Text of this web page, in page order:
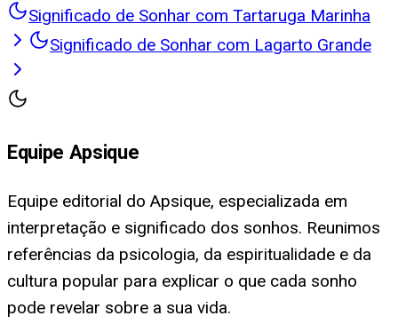
Significado de Sonhar com Tartaruga Marinha
Significado de Sonhar com Lagarto Grande
Equipe Apsique
Equipe editorial do Apsique, especializada em
interpretação e significado dos sonhos. Reunimos
referências da psicologia, da espiritualidade e da
cultura popular para explicar o que cada sonho
pode revelar sobre a sua vida.